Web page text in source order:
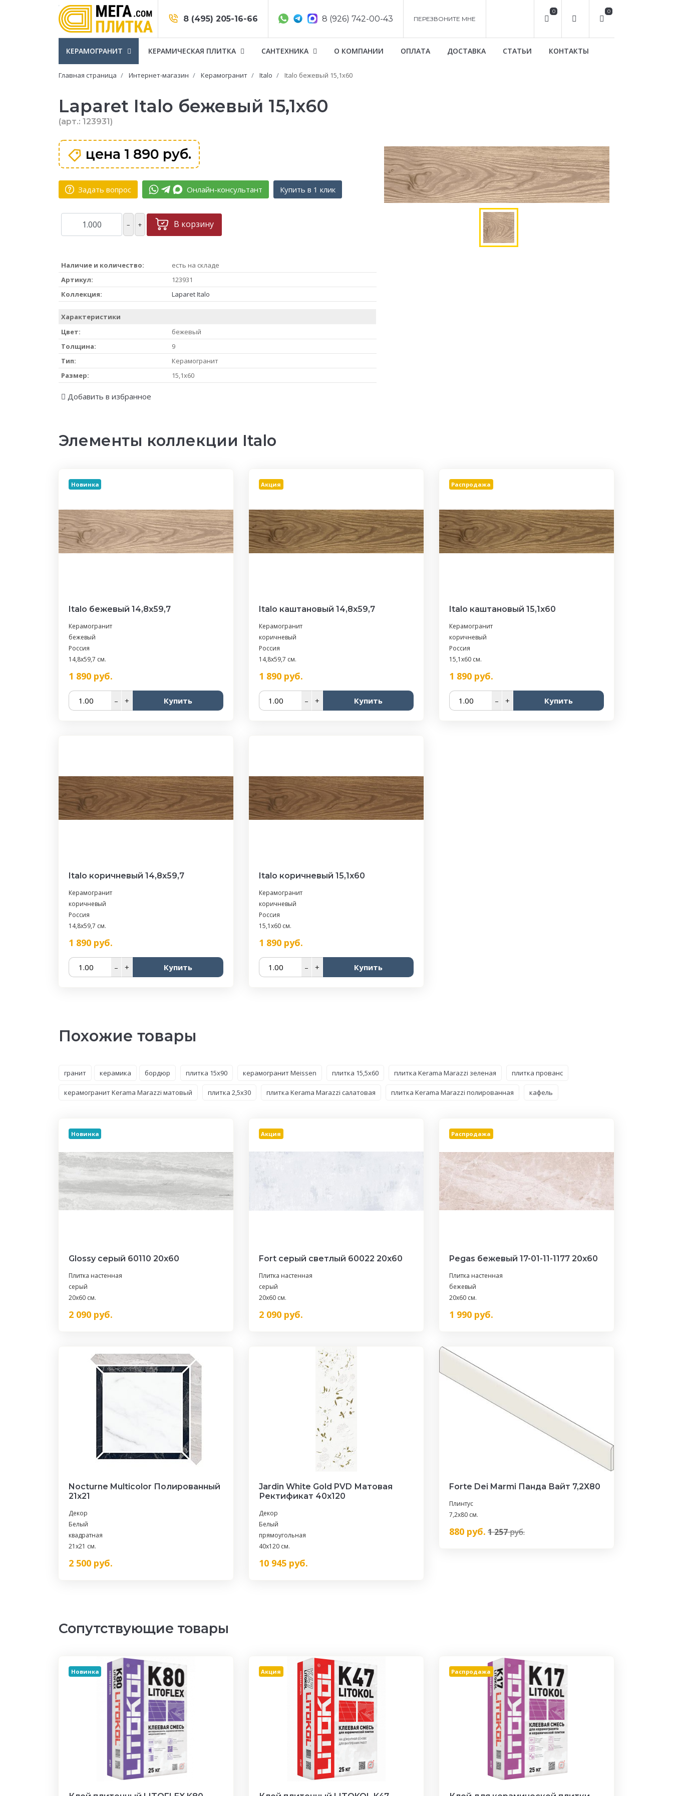
8 (495) 205-16-66 8 (926) 742-00-43 ПЕРЕЗВОНИТЕ МНЕ
0 0
КЕРАМОГРАНИТ КЕРАМИЧЕСКАЯ ПЛИТКА САНТЕХНИКА О КОМПАНИИ ОПЛАТА ДОСТАВКА СТАТЬИ КОНТАКТЫ
Главная страница Интернет-магазин Керамогранит Italo Italo бежевый 15,1х60
Laparet Italo бежевый 15,1х60
(арт.: 123931)
цена 1 890 руб.
Задать вопрос Онлайн-консультант Купить в 1 клик
– + В корзину
Наличие и количество:
есть на складе
Артикул:
123931
Коллекция:
Laparet Italo
Характеристики
Цвет:
бежевый
Толщина:
9
Тип:
Керамогранит
Размер:
15,1x60
Добавить в избранное
Элементы коллекции Italo
Новинка
Italo бежевый 14,8х59,7
Керамогранит
бежевый
Россия
14,8x59,7 см.
1 890 руб.
– + Купить
Акция
Italo каштановый 14,8х59,7
Керамогранит
коричневый
Россия
14,8x59,7 см.
1 890руб.
– + Купить
Распродажа
Italo каштановый 15,1х60
Керамогранит
коричневый
Россия
15,1x60 см.
1 890руб.
– + Купить
Italo коричневый 14,8х59,7
Керамогранит
коричневый
Россия
14,8x59,7 см.
1 890 руб.
– + Купить
Italo коричневый 15,1х60
Керамогранит
коричневый
Россия
15,1x60 см.
1 890руб.
– + Купить
Похожие товары
гранит керамика бордюр плитка 15x90 керамогранит Meissen плитка 15,5x60 плитка Kerama Marazzi зеленая плитка прованс
керамогранит Kerama Marazzi матовый плитка 2,5x30 плитка Kerama Marazzi салатовая плитка Kerama Marazzi полированная кафель
Новинка
Glossy серый 60110 20х60
Плитка настенная
серый
20x60 см.
2 090 руб.
Акция
Fort серый светлый 60022 20х60
Плитка настенная
серый
20x60 см.
2 090руб.
Распродажа
Pegas бежевый 17-01-11-1177 20х60
Плитка настенная
бежевый
20x60 см.
1 990руб.
Nocturne Multicolor Полированный
21х21
Декор
Белый
квадратная
21x21 см.
2 500 руб.
Jardin White Gold PVD Матовая
Ректификат 40x120
Декор
Белый
прямоугольная
40x120 см.
10 945руб.
Forte Dei Marmi Панда Вайт 7,2Х80
Плинтус
7,2x80 см.
880руб. 1 257руб.
Сопутствующие товары
Новинка Акция Распродажа